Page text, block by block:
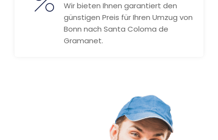
Wir bieten Ihnen garantiert den
günstigen Preis für Ihren Umzug von
Bonn nach Santa Coloma de
Gramanet.